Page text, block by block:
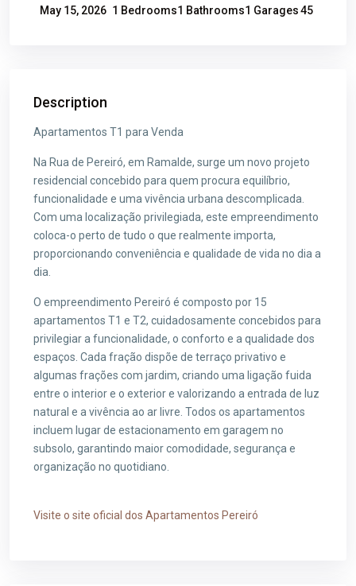
May 15, 2026 1 Bedrooms1 Bathrooms1 Garages45
Description
Apartamentos T1 para Venda
Na Rua de Pereiró, em Ramalde, surge um novo projeto
residencial concebido para quem procura equilíbrio,
funcionalidade e uma vivência urbana descomplicada.
Com uma localização privilegiada, este empreendimento
coloca-o perto de tudo o que realmente importa,
proporcionando conveniência e qualidade de vida no dia a
dia.
O empreendimento Pereiró é composto por 15
apartamentos T1 e T2, cuidadosamente concebidos para
privilegiar a funcionalidade, o conforto e a qualidade dos
espaços. Cada fração dispõe de terraço privativo e
algumas frações com jardim, criando uma ligação fuida
entre o interior e o exterior e valorizando a entrada de luz
natural e a vivência ao ar livre. Todos os apartamentos
incluem lugar de estacionamento em garagem no
subsolo, garantindo maior comodidade, segurança e
organização no quotidiano.
Visite o site oficial dos Apartamentos Pereiró